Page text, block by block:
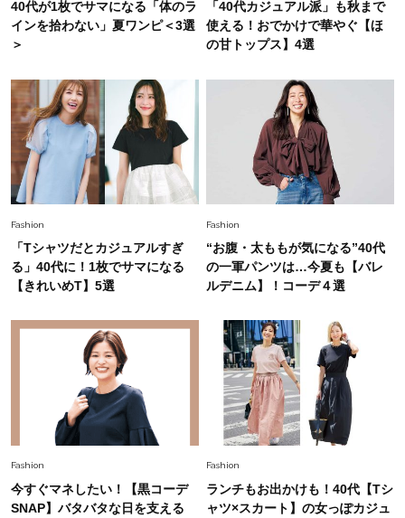
2026.5.29
40代の夏通勤はこれ１着！「きちんと感」も
「オシャレ」も整うトレンドトップス〈4選〉
Fashion 2026.5.29
今、40代の「メガネ＆サングラス」のトレンド
に更新あり！“黒ぶち以外”が新定番に
Fashion 2026.8.5
選び」！
Fashion
いめハーフパンツでモードに昇華
Fashion
スタイリストが本気で推す！40代がほどよく華
やぐ【甘め黒アイテム】3選
40代が1枚でサマになる「体のラ
インを拾わない」夏ワンピ＜3選
＞
「40代カジュアル派」も秋まで
使える！おでかけで華やぐ【ほ
の甘トップス】4選
Fashion
「Tシャツだとカジュアルすぎ
る」40代に！1枚でサマになる
【きれいめT】5選
Fashion
“お腹・太ももが気になる”40代
の一軍パンツは…今夏も【バレ
ルデニム】！コーデ４選
Fashion
今すぐマネしたい！【黒コーデ
SNAP】バタバタな日を支える
Fashion
ランチもお出かけも！40代【Tシ
ャツ×スカート】の女っぽカジュ